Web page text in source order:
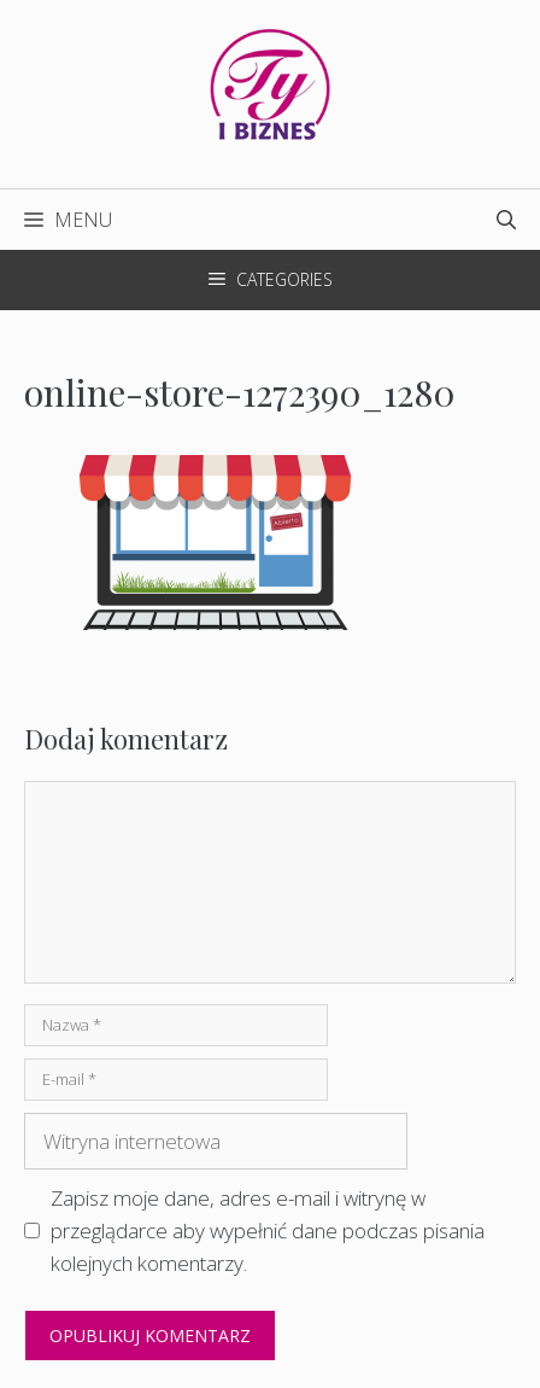
MENU
CATEGORIES
online-store-1272390_1280
Dodaj komentarz
Nazwa
mail
internetowa
Zapisz moje dane, adres e-mail i witrynę w
przeglądarce aby wypełnić dane podczas pisania
kolejnych komentarzy.